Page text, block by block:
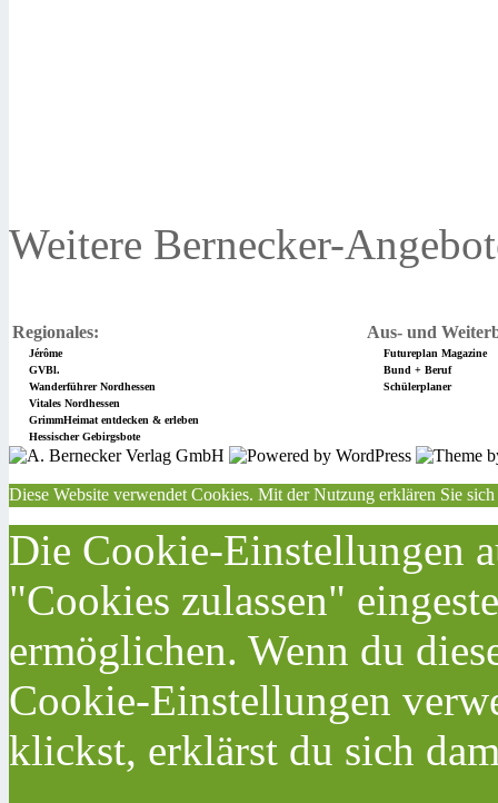
Weitere Bernecker-
Regionales: Aus- und
Jérôme
Futureplan Magazine
GVBl.
Bund + Beruf
Wanderführer Nordhessen
Schülerplaner
Vitales Nordhessen
GrimmHeimat entdecken & erleben
Hessischer Gebirgsbote
Diese Website verwendet Cookies. Mit der Nutzung erklären Sie
Die Cookie-Einstellungen
"Cookies zulassen"
ermöglichen. Wenn du
Cookie-Einstellungen
klickst, erklärst du sich